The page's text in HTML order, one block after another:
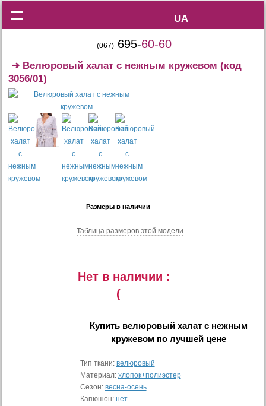
UA
UA
(067) 695-60-60
➜ Велюровый халат с нежным кружевом (код
3056/01)
Размеры в наличии
Таблица размеров этой модели
Нет в наличии :
(
Купить велюровый халат с нежным
кружевом по лучшей цене
Тип ткани: велюровый
Материал: хлопок+полиэстер
Сезон: весна-осень
Капюшон: нет